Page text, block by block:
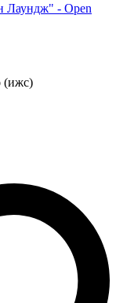
- Open
(ижс)